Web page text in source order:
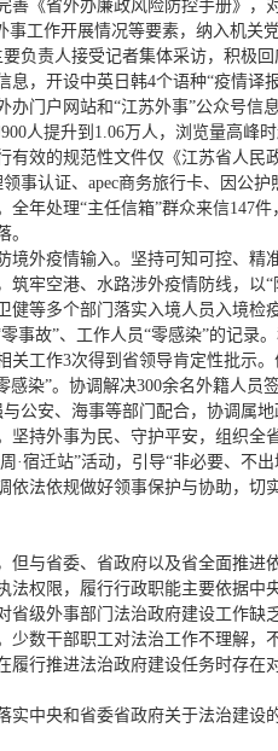
《省外办廉政风险防控手册》，
工作开展情况等要素，纳入机关
负责人接受记者集体采访，积极
，开设中英日韩4个语种“疫情译
门户网站和“江苏外事”公众号信
人提升到1.06万人，浏览量高峰
效的规范性文件仅《江苏省人民
事认证、apec商务旅行卡、因公
年处理“主任信箱”群众来信147件
。
境外疫情输入。坚持可知可控、
牢空港、水路涉外疫情防线，以
等多个部门落实入境人员入境检
事故”、工作人员“零感染”的记录
工作3次得到省领导肯定性批示
染”。协调解决300余名外籍人
公安、海事等部门配合，协调属
持外事为民、守护平安，组织
宿迁站”活动，引导“非必要、不
法依规做好领事保护与协助，切
但与省委、省政府以及省全面推
权限，履行行政职能主要依据中
级外事部门法治政府建设工作缺
数干部职工对法治工作不理解，
行推进法治政府建设任务时存在
实中央和省委省政府关于法治建